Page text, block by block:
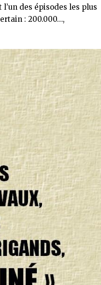
des épisodes les plus
: 200.000…,